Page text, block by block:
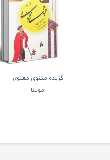
گزیده مثنوی معنوی
مولانا